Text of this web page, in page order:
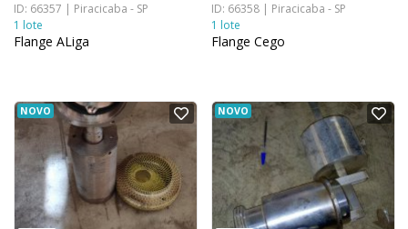
ID: 66357 | Piracicaba - SP
1 lote
Flange ALiga
ID: 66358 | Piracicaba - SP
1 lote
Flange Cego
NOVO NOVO